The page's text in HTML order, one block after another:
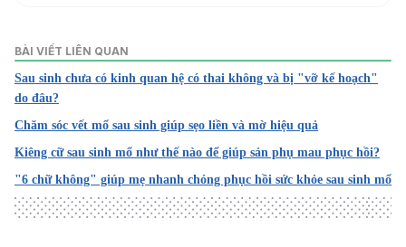
https://www.cdc.gov/breastfeeding/breastfeeding-
special-circumstances/maternal-or-infant-
illnesses/postpartum-depression.html
2. Depression During and After Pregnancy
https://www.cdc.gov/reproductivehealth/features/materna
BÀI VIẾT LIÊN QUAN
Sau sinh chưa có kinh quan hệ có thai không và bị "vỡ kế hoạch"
do đâu?
Chăm sóc vết mổ sau sinh giúp sẹo liền và mờ hiệu quả
Kiêng cữ sau sinh mổ như thế nào để giúp sản phụ mau phục hồi?
"6 chữ không" giúp mẹ nhanh chóng phục hồi sức khỏe sau sinh mổ